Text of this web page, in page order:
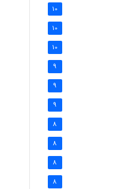
10
10
10
9
9
9
8
8
8
8